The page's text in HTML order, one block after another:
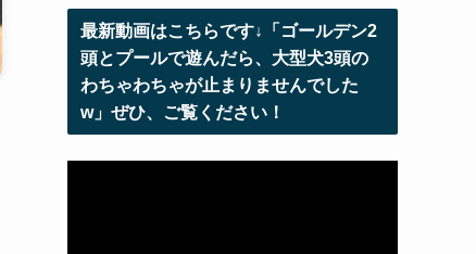
レ
ス最新動画はこちらです↓「ゴールデン2
頭とプールで遊んだら、大型犬3頭の
わちゃわちゃが止まりませんでした
w」ぜひ、ご覧ください！